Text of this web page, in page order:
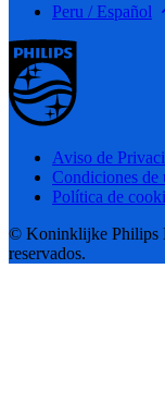
Peru / Español
Aviso de
Condiciones de
Política de
© Koninklijke Philips
reservados.